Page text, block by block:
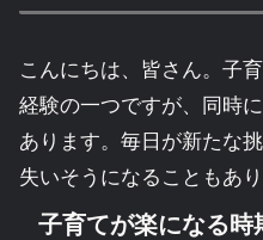
こんにちは、皆さん。子
経験の一つですが、同時
あります。毎日が新たな
失いそうになることもあり
子育てが楽になる時